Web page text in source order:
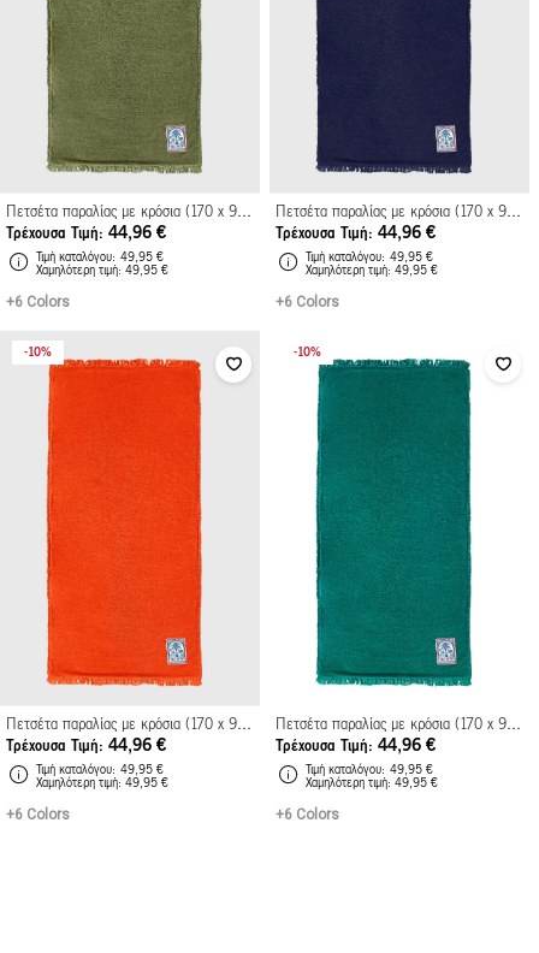
Τρέχουσα Τιμή
44,96 €
Τιμή καταλόγου
49,95 €
Xαμηλότερη τιμή 49,95 €
+6 Colors
Τρέχουσα Τιμή
44,96 €
Τιμή καταλόγου
49,95 €
Xαμηλότερη τιμή 49,95 €
+6 Colors
10%
Τρέχουσα Τιμή
44,96 €
Τιμή καταλόγου
49,95 €
Xαμηλότερη τιμή 49,95 €
+6 Colors
10%
Τρέχουσα Τιμή
44,96 €
Τιμή καταλόγου
49,95 €
Xαμηλότερη τιμή 49,95 €
+6 Colors